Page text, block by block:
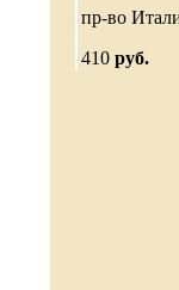
пр-во
410 руб.